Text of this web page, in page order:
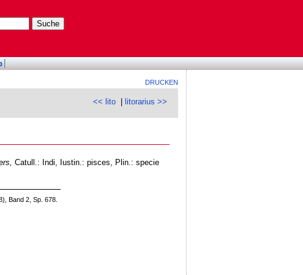
DRUCKEN
<< lito litorarius >>
Catull.: Indi, Iustin.: pisces, Plin.: specie
Band 2, Sp. 678.